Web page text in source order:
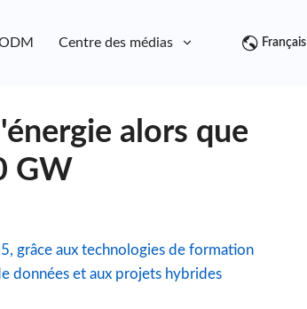
Centre des médias ContactFrançais
alors que
GW
grâce aux technologies de formation
données et aux projets hybrides